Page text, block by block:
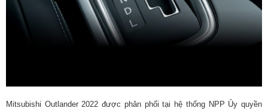
Mitsubishi Outlander 2022 được phân phối tại hệ thống NPP Ủy quyền